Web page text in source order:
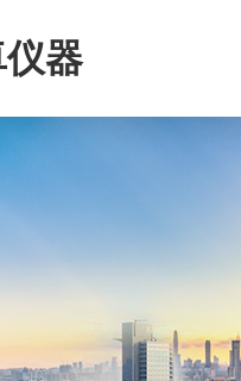
器